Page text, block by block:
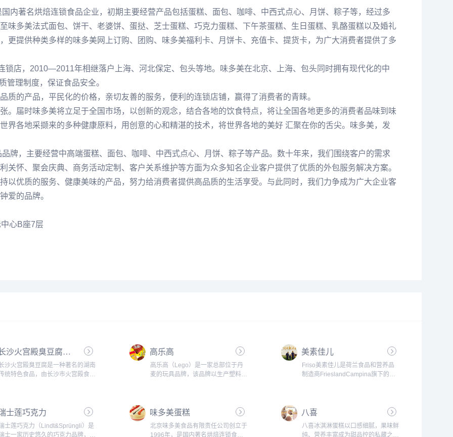
内著名烘焙连锁食品企业，初期主要经营产品包括蛋糕、面包、咖啡、中西式点心、月饼、粽子等，经过多
味多美法式面包、饼干、老婆饼、蛋挞、芝士蛋糕、巧克力蛋糕、下午茶蛋糕、生日蛋糕、乳酪蛋糕以及婚礼
更提供种类多样的味多美网上订购、团购、味多美福利卡、月饼卡、充值卡、提货卡，为广大消费者提供了多
锁店，2010—2011年相继落户上海、河北保定、包头等地。味多美在北京、上海、包头同时拥有现代化的中
管理制度，保证食品安全。
质的产品，平民化的价格，亲切友善的服务，便利的连锁店铺，赢得了消费者的青睐。
。届时味多美将立足于全国市场，以创新的观念，结合各地的饮食特点，将让全国各地更多的消费者品味到味
界各地采撷来的多种健康原料，用创意的心和精湛的技术，将世界各地的美好 汇聚在你的舌尖。味多美，发
牌，主要经营中高端蛋糕、面包、咖啡、中西式点心、月饼、粽子等产品。数十年来，我们围绕客户的需求
关怀、聚会庆典、商务活动定制、客户关系维护等方面为众多知名企业客户提供了优质的外包服务解决方案。
以优质的服务、健康美味的产品，努力给消费者提供高品质的生活享受。与此同时，我们力争成为广大企业客
爱的品牌。
心B座7层
长沙火宫殿臭豆腐官网
沙火宫殿臭豆腐是一种著名的湖南
统特色食品，由长沙市火宫殿食品
，经过长时间的发酵而成。...
高乐高
高乐高（Lego）是一家总部位于丹
麦的玩具品牌，该品牌以生产塑料积
是限制”的理念，旨在帮助孩子们学
美素佳儿
Friso美素佳儿是荷兰食品和营养品
制造商FrieslandCampina旗下的婴
工艺和质量控制标准...
士莲巧克力
士莲巧克力（Lindt&Sprüngli）是
士一家历史悠久的巧克力品牌，成
味多美蛋糕
北京味多美食品有限责任公司创立于
1996年，是国内著名烘焙连锁食品
八喜
八喜冰淇淋蛋糕以口感细腻，果味鲜
纯、营养丰富成为甜品控的私藏之